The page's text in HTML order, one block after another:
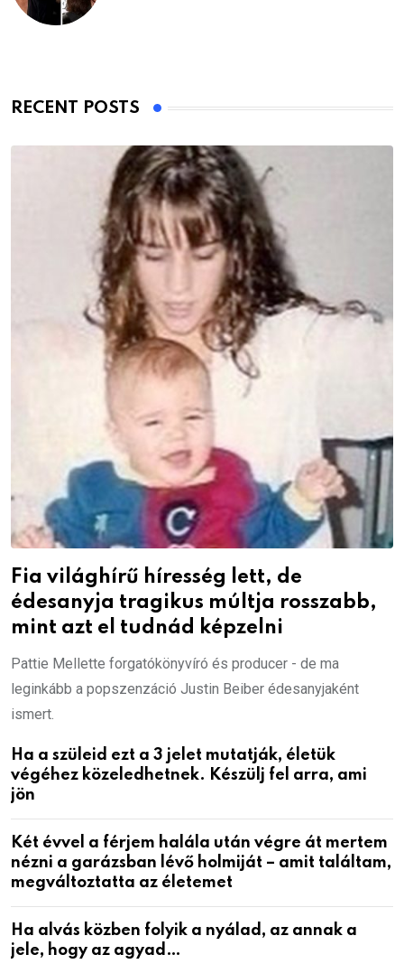
RECENT POSTS
Fia világhírű híresség lett, de
édesanyja tragikus múltja rosszabb,
mint azt el tudnád képzelni
Pattie Mellette forgatókönyvíró és producer - de ma
leginkább a popszenzáció Justin Beiber édesanyjaként
ismert.
Ha a szüleid ezt a 3 jelet mutatják, életük
végéhez közeledhetnek. Készülj fel arra, ami
jön
Két évvel a férjem halála után végre át mertem
nézni a garázsban lévő holmiját – amit találtam,
megváltoztatta az életemet
Ha alvás közben folyik a nyálad, az annak a
jele, hogy az agyad…